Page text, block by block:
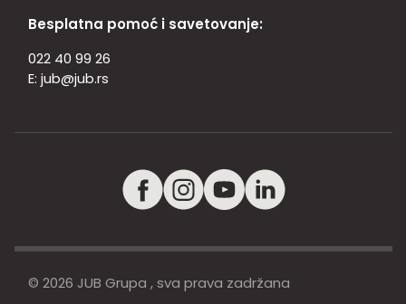
Besplatna pomoć i savetovanje:
022 40 99 26
E: jub@jub.rs
© 2026 JUB Grupa , sva prava zadržana